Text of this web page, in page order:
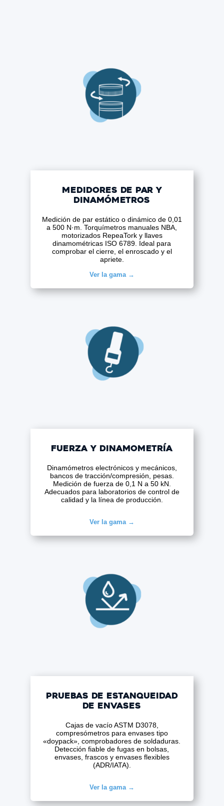
Medidores de par y
dinamómetros
Medición de par estático o dinámico de 0,01
a 500 N·m. Torquímetros manuales NBA,
motorizados RepeaTork y llaves
dinamométricas ISO 6789. Ideal para
comprobar el cierre, el enroscado y el
apriete.
Ver la gama →
Fuerza y dinamometría
Dinamómetros electrónicos y mecánicos,
bancos de tracción/compresión, pesas.
Medición de fuerza de 0,1 N a 50 kN.
Adecuados para laboratorios de control de
calidad y la línea de producción.
Ver la gama →
Pruebas de estanqueidad
de envases
Cajas de vacío ASTM D3078,
compresómetros para envases tipo
«doypack», comprobadores de soldaduras.
Detección fiable de fugas en bolsas,
envases, frascos y envases flexibles
(ADR/IATA).
Ver la gama →